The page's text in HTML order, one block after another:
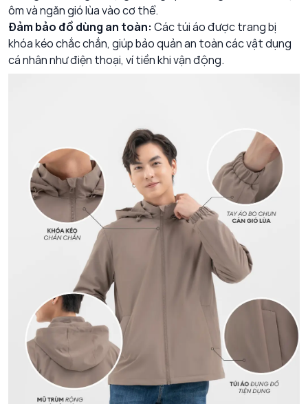
ôm và ngăn gió lùa vào cơ thể.
Đảm bảo đồ dùng an toàn: Các túi áo được trang bị
khóa kéo chắc chắn, giúp bảo quản an toàn các vật dụng
cá nhân như điện thoại, ví tiền khi vận động.